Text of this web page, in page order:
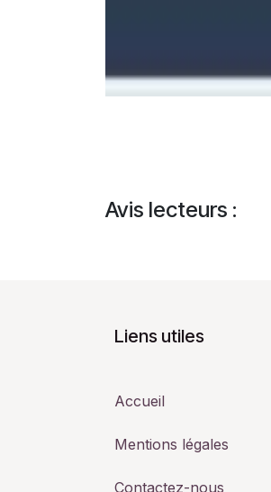
Avis lecteurs :
Liens utiles
Accueil
Mentions légales
Contactez-nous